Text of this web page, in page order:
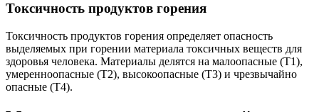
Токсичность продуктов горения
Токсичность продуктов горения определяет опасность
выделяемых при горении материала токсичных веществ для
здоровья человека. Материалы делятся на малоопасные (Т1),
умеренноопасные (Т2), высокоопасные (Т3) и чрезвычайно
опасные (Т4).